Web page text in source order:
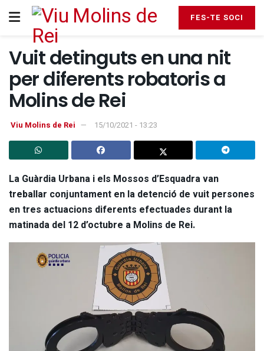
FES-TE SOCI
Vuit detinguts en una nit
per diferents robatoris a
Molins de Rei
Viu Molins de Rei 15/10/2021 - 13:23
La Guàrdia Urbana i els Mossos d’Esquadra van
treballar conjuntament en la detenció de vuit persones
en tres actuacions diferents efectuades durant la
matinada del 12 d’octubre a Molins de Rei.